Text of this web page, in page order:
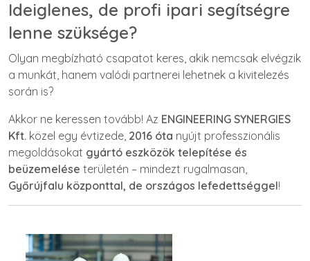
Ideiglenes, de profi ipari segítségre
lenne szüksége?
Olyan megbízható csapatot keres, akik nemcsak elvégzik
a munkát, hanem valódi partnerei lehetnek a kivitelezés
során is?
Akkor ne keressen tovább! Az ENGINEERING SYNERGIES
Kft. közel egy évtizede, 2016 óta nyújt professzionális
megoldásokat gyártó eszközök telepítése és
beüzemelése területén – mindezt rugalmasan,
Győrújfalu központtal, de országos lefedettséggel!